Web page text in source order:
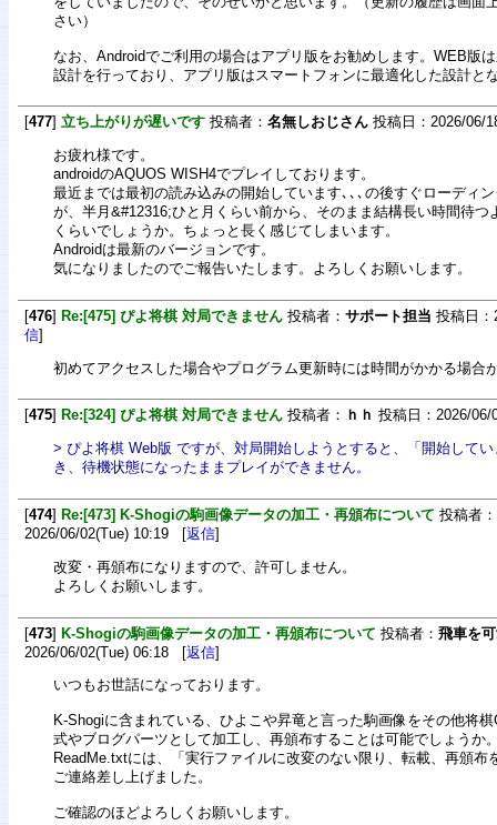
さい）
なお、Androidでご利用の場合はアプリ版をお勧めします。WEB版
設計を行っており、アプリ版はスマートフォンに最適化した設計と
[477] 立ち上がりが遅いです 投稿者： 名無しおじさん 投稿日：2026/06/
お疲れ様です。
androidのAQUOS WISH4でプレイしております。
最近までは最初の読み込みの開始しています､､､の後すぐローディ
が、半月&#12316;ひと月くらい前から、そのまま結構長い時間待つ
くらいでしょうか。ちょっと長く感じてしまいます。
Androidは最新のバージョンです。
気になりましたのでご報告いたします。よろしくお願いします。
[476] Re:[475] ぴよ将棋 対局できません 投稿者： サポート担当 投稿日
信]
初めてアクセスした場合やプログラム更新時には時間がかかる場合
[475] Re:[324] ぴよ将棋 対局できません 投稿者： ｈｈ 投稿日：2026/
> ぴよ将棋 Web版 ですが、対局開始しようとすると、「開始して
き、待機状態になったままプレイができません。
[474] Re:[473] K-Shogiの駒画像データの加工・再頒布について 投稿者：
2026/06/02(Tue) 10:19 [返信]
改変・再頒布になりますので、許可しません。
よろしくお願いします。
[473] K-Shogiの駒画像データの加工・再頒布について 投稿者： 飛車を
2026/06/02(Tue) 06:18 [返信]
いつもお世話になっております。
K-Shogiに含まれている、ひよこや昇竜と言った駒画像をその他将
式やブログパーツとして加工し、再頒布することは可能でしょうか
ReadMe.txtには、「実行ファイルに改変のない限り、転載、再頒布
ご連絡差し上げました。
ご確認のほどよろしくお願いします。